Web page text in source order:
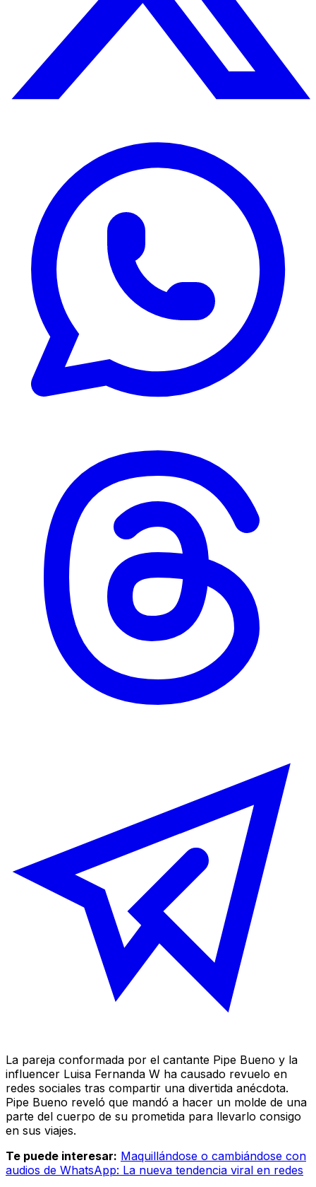
La pareja conformada por el cantante Pipe Bueno y la
influencer Luisa Fernanda W ha causado revuelo en
redes sociales tras compartir una divertida anécdota.
Pipe Bueno reveló que mandó a hacer un molde de una
parte del cuerpo de su prometida para llevarlo consigo
en sus viajes.
Te puede interesar: Maquillándose o cambiándose con
audios de WhatsApp: La nueva tendencia viral en redes